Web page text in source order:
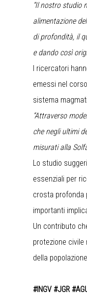
“Il nostro studio
alimentazione
di profondità, il
e dando così
I ricercatori
emessi nel
sistema
“Attraverso
che negli ultimi
misurati alla
Lo studio
essenziali per
crosta profonda
importanti
Un contributo
protezione
della
#INGV #JGR